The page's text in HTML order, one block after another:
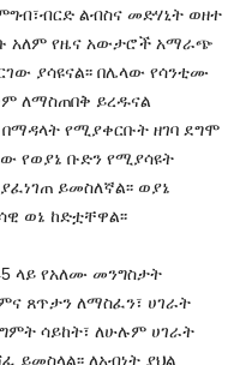
ልብስና መድሃኒት ወዘተ
አለም የዜና አውታሮች አማራጭ
ያሳዩናል፡፡ በሌላው የሳንቲሙ
ለማስጠበቅ ይረዱናል
የሚያቀርቡት ዘገባ ደግሞ
የወያኔ ቡድን የሚያሳዩት
ይመስለኛል፡፡ ወያኔ
ወኔ ከድቷቸዋል፡፡
ላይ የአለሙ መንግስታት
ጸጥታን ለማስፈን፣ ሀገራት
ሳይከት፣ ለሁሉም ሀገራት
ለአብነት ያህል